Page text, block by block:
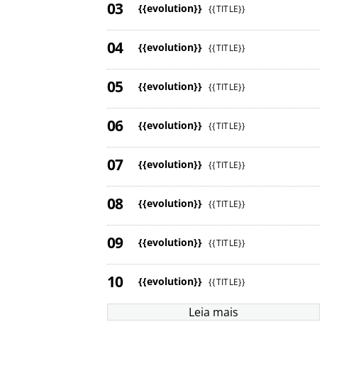
{{evolution}} {{TITLE}}
{{evolution}} {{TITLE}}
{{evolution}} {{TITLE}}
{{evolution}} {{TITLE}}
{{evolution}} {{TITLE}}
{{evolution}} {{TITLE}}
{{evolution}} {{TITLE}}
{{evolution}} {{TITLE}}
Leia mais